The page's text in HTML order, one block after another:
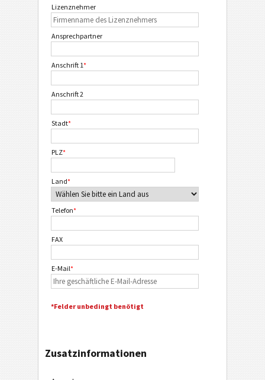
Lizenznehmer
Ansprechpartner
Anschrift 1*
Anschrift 2
Stadt*
PLZ*
Land*
Telefon*
FAX
E-Mail*
*Felder unbedingt benötigt
Zusatzinformationen